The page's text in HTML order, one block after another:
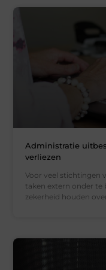
Administratie
verliezen
Voor veel stichtingen
taken extern onder te
zekerheid houden